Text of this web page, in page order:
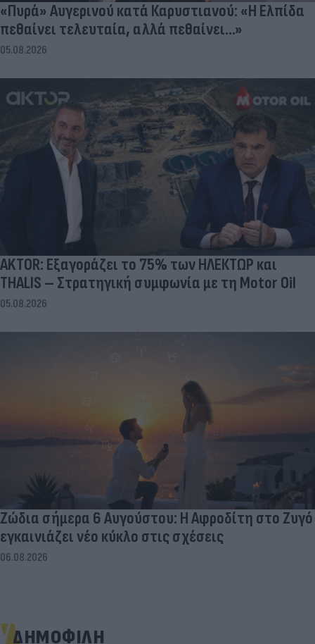
«Πυρά» Αυγερινού κατά Καρυστιανού: «Η Ελπίδα
πεθαίνει τελευταία, αλλά πεθαίνει...»
05.08.2026
AKTOR: Εξαγοράζει το 75% των ΗΛΕΚΤΩΡ και
THALIS – Στρατηγική συμφωνία με τη Motor Oil
05.08.2026
Ζώδια σήμερα 6 Αυγούστου: Η Αφροδίτη στο Ζυγό
εγκαινιάζει νέο κύκλο στις σχέσεις
06.08.2026
ΔΗΜΟΦΙΛΗ